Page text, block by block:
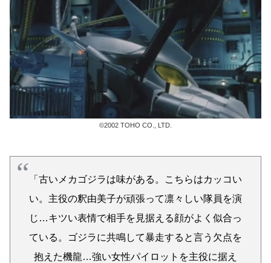
©2002 TOHO CO., LTD.
「古いメカゴジラは味がある。こちらはカッコい
い。主役の釈由美子が頑張って凛々しい隊員を演
じ…キツい表情で相手を見据える顔がよく似合っ
ている。ゴジラに共鳴して暴走すると言う欠点を
抱えた機龍…強い女性パイロットを主役に据え